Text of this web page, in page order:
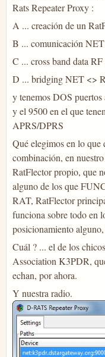
Rats Repeater Proxy :
A ... creación de un
B ... comunicación
C ... cross band data
D ... bridging NET <>
y tenemos DOS
y el 9500 en el que
APRS/DPRS
Qué elegimos en lo que
combinación, en
RatFlector propio, que
alguno de los que
RAT, RatFlector
funciona sobre todo en
posicionamiento
Cuál ? ... el de los
Association K3PDR,
echan, por ahora.
Y nuestra radio.